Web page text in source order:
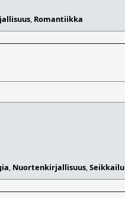
, Romantiikka
, Nuortenkirjallisuus,Seikkailu